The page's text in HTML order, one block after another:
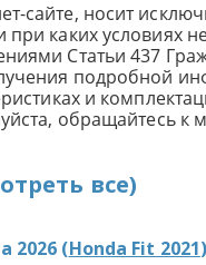
сайте, носит
каких условиях
Статьи 437
подробной
и
обращайтесь к
все)
2026 (Honda Fit 2021